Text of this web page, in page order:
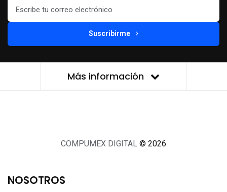
Suscribirme
Más información
COMPUMEX DIGITAL © 2026
NOSOTROS